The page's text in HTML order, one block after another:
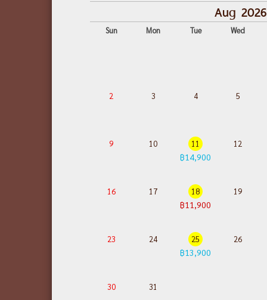
Aug 2026
Sun Mon Tue Wed
2 3 4 5
9 10 11
฿14,900
12
16 17 18
฿11,900
19
23 24 25
฿13,900
26
30 31